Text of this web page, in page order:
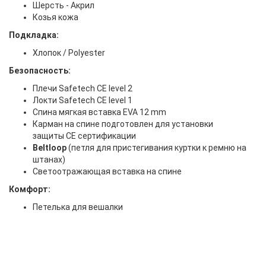
Шерсть - Акрил
Козья кожа
Подкладка:
Хлопок / Polyester
Безопасность:
Плечи Safetech CE level 2
Локти Safetech CE level 1
Спина мягкая вставка EVA 12 mm
Карман на спине подготовлен для установки
защиты CE сертификации
Beltloop(петля для пристегивания куртки к ремню на
штанах)
Светоотражающая вставка на спине
Комфорт:
Петелька для вешалки